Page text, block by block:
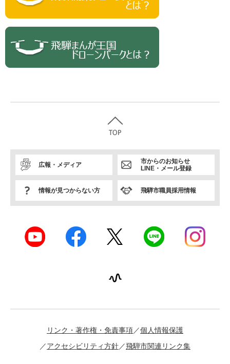
広報・メディア
市からのお知らせ
LINE・メール登録
情報が見つからない方 飛騨市職員採用情報
リンク・著作権・免責事項
個人情報保護
アクセシビリティ方針
飛騨市関連リンク集